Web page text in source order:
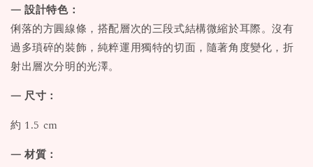
— 設計特色：
俐落的方圓線條，搭配層次的三段式結構微縮於耳際。沒有
過多瑣碎的裝飾，純粹運用獨特的切面，隨著角度變化，折
射出層次分明的光澤。
— 尺寸：
約 1.5 cm
— 材質：